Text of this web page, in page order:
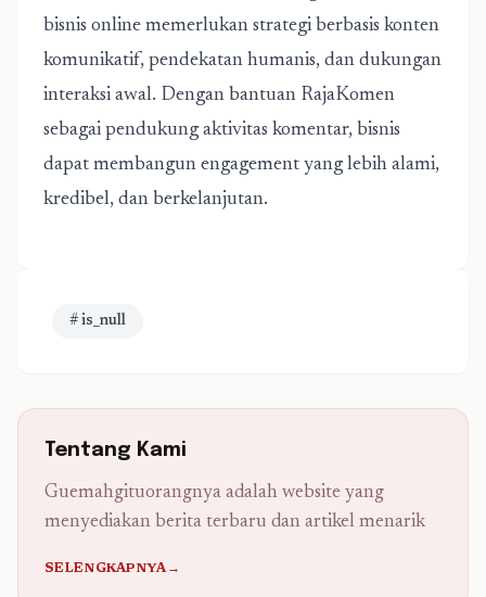
bisnis online memerlukan strategi berbasis konten
komunikatif, pendekatan humanis, dan dukungan
interaksi awal. Dengan bantuan RajaKomen
sebagai pendukung aktivitas komentar, bisnis
dapat membangun engagement yang lebih alami,
kredibel, dan berkelanjutan.
# is_null
Tentang Kami
Guemahgituorangnya adalah website yang
menyediakan berita terbaru dan artikel menarik
SELENGKAPNYA→